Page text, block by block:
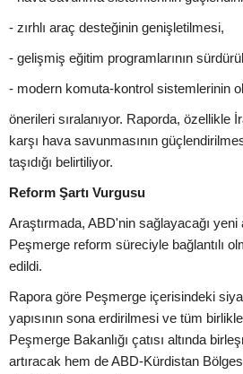
- zırhlı araç desteğinin genişletilmesi,
- gelişmiş eğitim programlarının
- modern komuta-kontrol sistemlerinin
önerileri sıralanıyor. Raporda, özellikle
karşı hava savunmasının
taşıdığı belirtiliyor.
Reform Şartı Vurgusu
Araştırmada, ABD'nin sağlayacağı
Peşmerge reform süreciyle bağlantılı
edildi.
Rapora göre Peşmerge içerisindeki
yapısının sona erdirilmesi ve tüm
Peşmerge Bakanlığı çatısı altında
artıracak hem de ABD-Kürdistan